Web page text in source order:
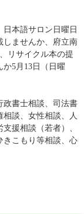
本語サロン日曜日
しませんか、府立南
リサイクル本の提
5月13日（日曜
政書士相談、司法書
談、女性相談、人
援相談（若者）、
きこもり等相談、心